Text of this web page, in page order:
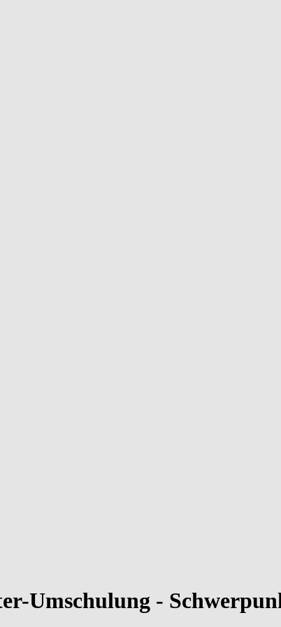
Umschulung -